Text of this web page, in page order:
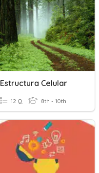
Estructura Celular
12 Q 8th - 10th